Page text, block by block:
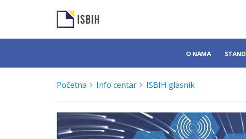
O NAMA
Početna Info centar ISBIH glasnik